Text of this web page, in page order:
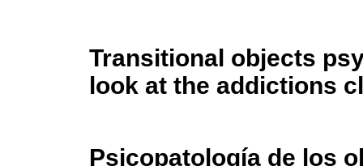
Transitional objects
look at the addictions
Psicopatología de los